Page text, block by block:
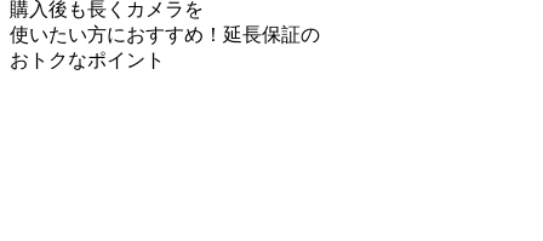
購入後も長くカメラを
使いたい方におすすめ！ 延長保証の
おトクなポイント